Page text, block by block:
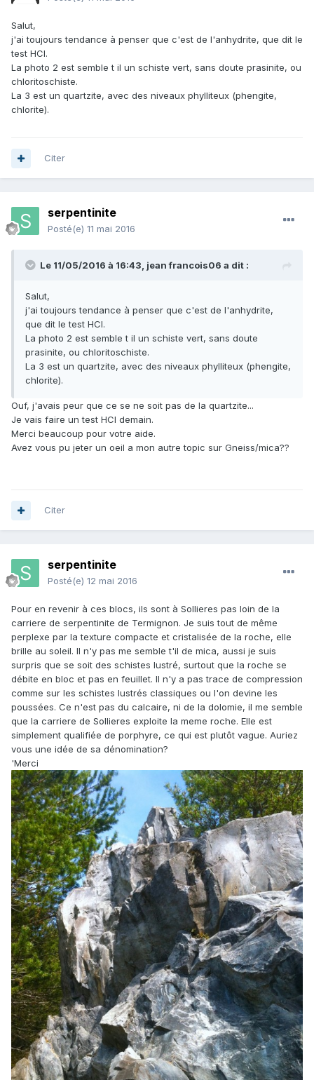
Salut,
j'ai toujours tendance à penser que c'est de l'anhydrite, que dit le
test HCl.
La photo 2 est semble t il un schiste vert, sans doute prasinite, ou
chloritoschiste.
La 3 est un quartzite, avec des niveaux phylliteux (phengite,
chlorite).
Citer
serpentinite
Posté(e) 11 mai 2016
Le 11/05/2016 à 16:43, jean francois06 a dit :
Salut,
j'ai toujours tendance à penser que c'est de l'anhydrite,
que dit le test HCl.
La photo 2 est semble t il un schiste vert, sans doute
prasinite, ou chloritoschiste.
La 3 est un quartzite, avec des niveaux phylliteux (phengite,
chlorite).
Ouf, j'avais peur que ce se ne soit pas de la quartzite...
Je vais faire un test HCI demain.
Merci beaucoup pour votre aide.
Avez vous pu jeter un oeil a mon autre topic sur Gneiss/mica??
Citer
serpentinite
Posté(e) 12 mai 2016
Pour en revenir à ces blocs, ils sont à Sollieres pas loin de la
carriere de serpentinite de Termignon. Je suis tout de même
perplexe par la texture compacte et cristalisée de la roche, elle
brille au soleil. Il n'y pas me semble t'il de mica, aussi je suis
surpris que se soit des schistes lustré, surtout que la roche se
débite en bloc et pas en feuillet. Il n'y a pas trace de compression
comme sur les schistes lustrés classiques ou l'on devine les
poussées. Ce n'est pas du calcaire, ni de la dolomie, il me semble
que la carriere de Sollieres exploite la meme roche. Elle est
simplement qualifiée de porphyre, ce qui est plutôt vague. Auriez
vous une idée de sa dénomination?
'Merci